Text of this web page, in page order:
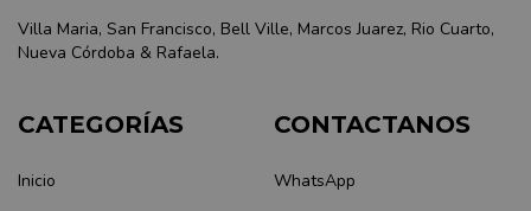
Villa Maria, San Francisco, Bell Ville, Marcos Juarez, Rio Cuarto,
Nueva Córdoba & Rafaela.
CATEGORÍAS
Inicio
CONTACTANOS
WhatsApp